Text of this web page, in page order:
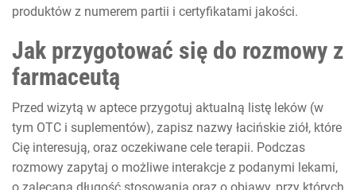
produktów z numerem partii i certyfikatami jakości.
Jak przygotować się do rozmowy z
farmaceutą
Przed wizytą w aptece przygotuj aktualną listę leków (w
tym OTC i suplementów), zapisz nazwy łacińskie ziół, które
Cię interesują, oraz oczekiwane cele terapii. Podczas
rozmowy zapytaj o możliwe interakcje z podanymi lekami,